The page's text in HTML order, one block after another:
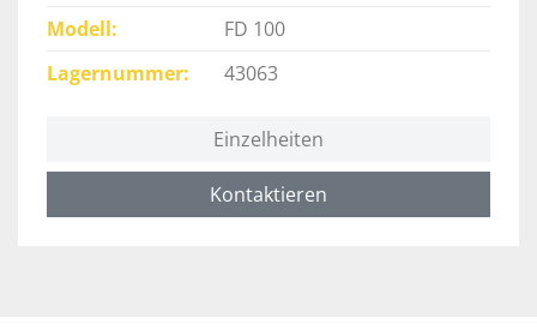
Modell
FD 100
Lagernummer
43063
Einzelheiten
Kontaktieren